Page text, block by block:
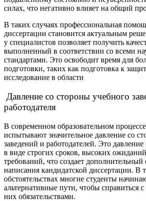
силах, что негативно влияет на общий
В таких случаях профессиональная
диссертации становится актуальным
у специалистов позволяет получить
выполненный в соответствии со всеми
стандартами. Это освободит время для
подготовки, таких как подготовка к
исследование в области
Давление со стороны учебного
работодателя
В современном образовательном
испытывают значительное давление со
заведений и работодателей. Это
в виде строгих сроков, высоких
требований, что создает дополнительный
написания кандидатской диссертации. В
обстоятельствах многие студенты
альтернативные пути, чтобы справиться
них обязательствами.